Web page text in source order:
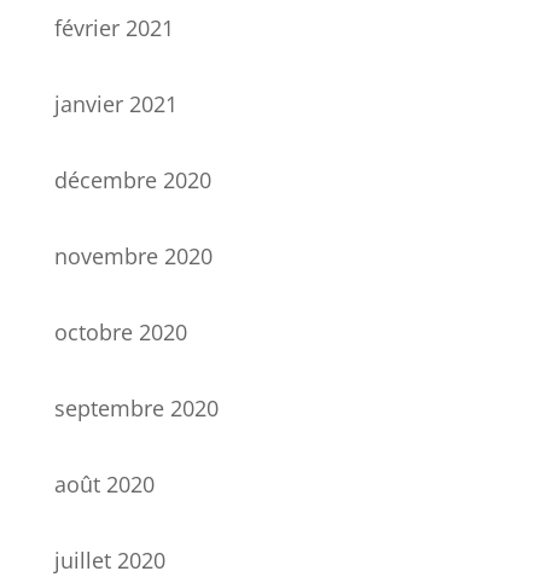
février 2021
janvier 2021
décembre 2020
novembre 2020
octobre 2020
septembre 2020
août 2020
juillet 2020